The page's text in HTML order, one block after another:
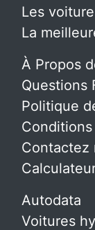
Les
La
À Propos
Questions
Politique
Contactez
Autodata
Voitures